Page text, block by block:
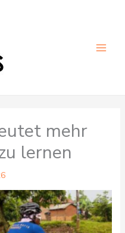
mehr
lernen